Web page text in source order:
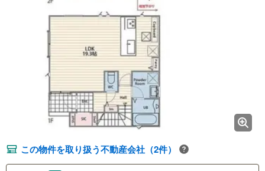
この物件を取り扱う不動産会社（2件）